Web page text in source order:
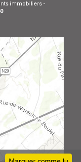
immobiliers -